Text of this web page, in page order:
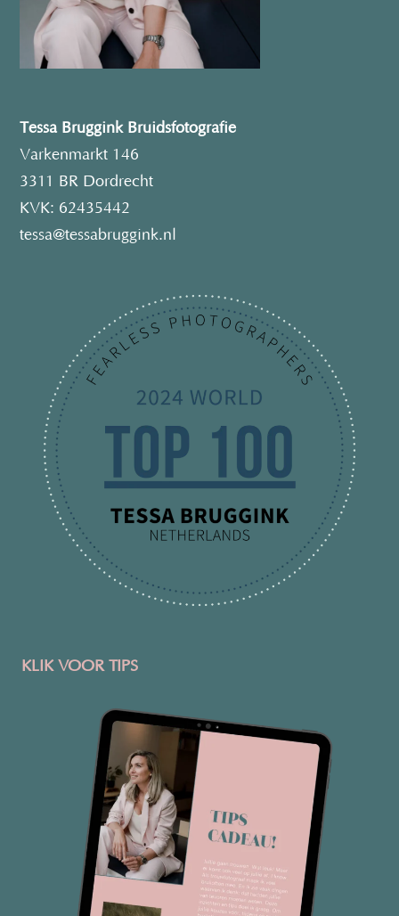
Tessa Bruggink Bruidsfotografie
Varkenmarkt 146
3311 BR Dordrecht
KVK: 62435442
tessa@tessabruggink.nl
KLIK VOOR TIPS